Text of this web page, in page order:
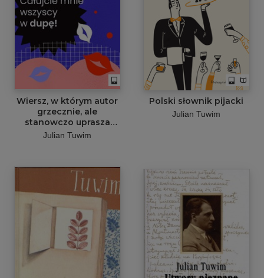
Wiersz, w którym autor
grzecznie, ale
stanowczo uprasza
liczne zastępy bliźnich,
Julian Tuwim
Polski słownik pijacki
Julian Tuwim